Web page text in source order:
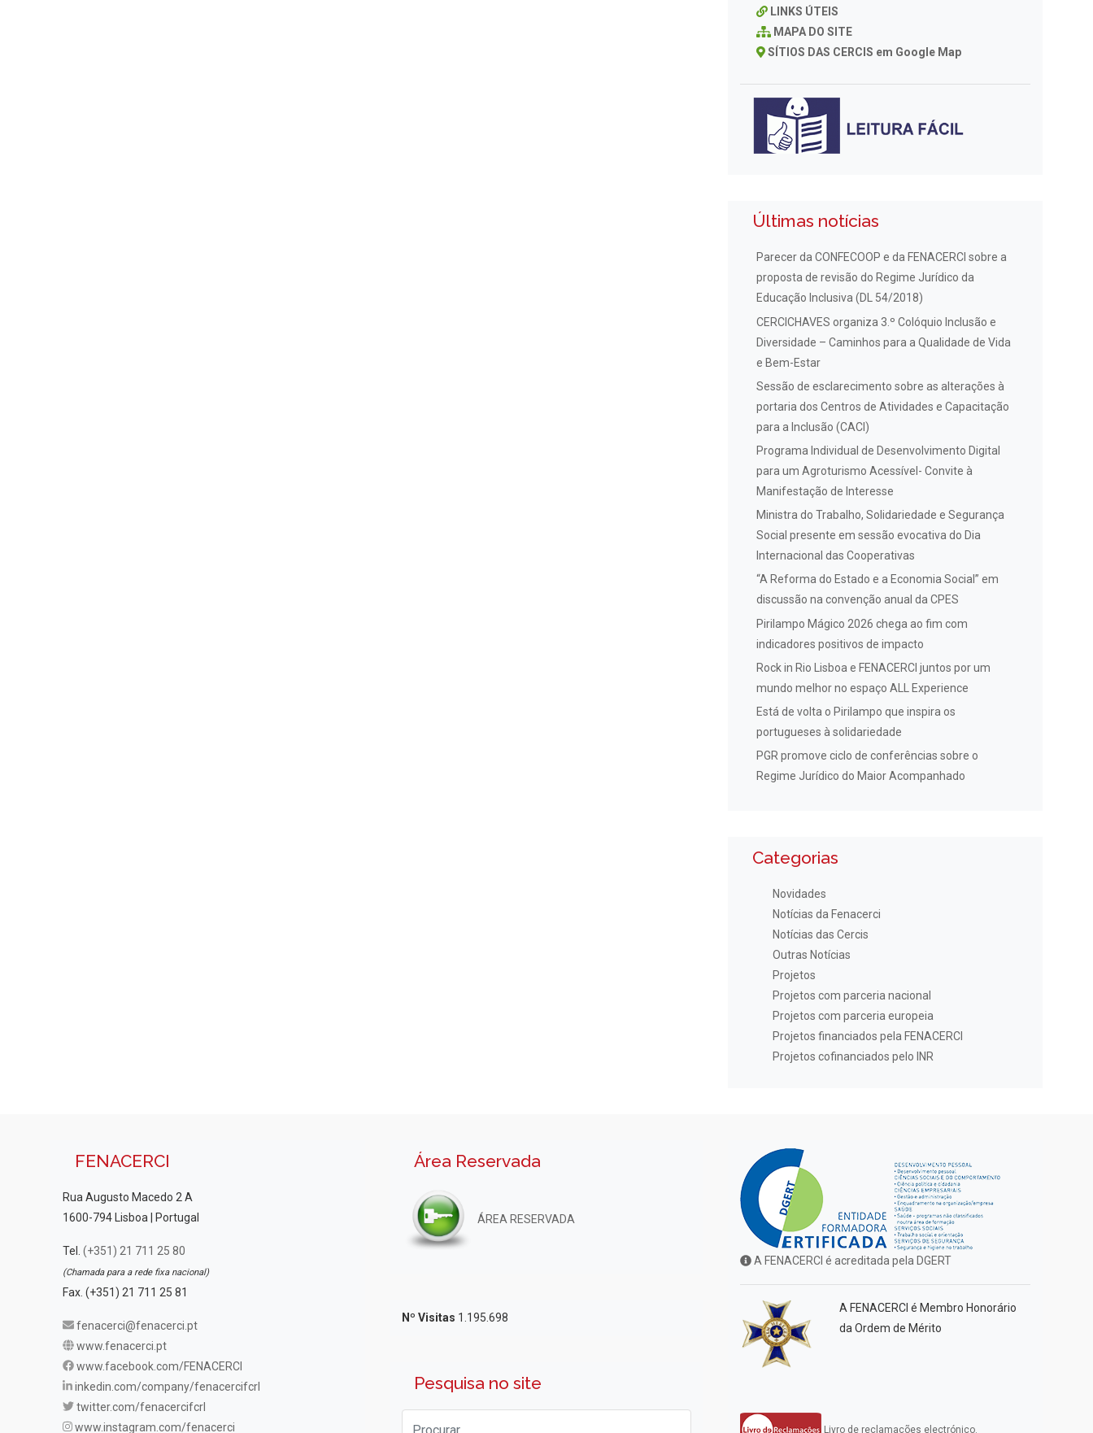
LINKS ÚTEIS
MAPA DO SITE
SÍTIOS DAS CERCIS em Google Map
Últimas notícias
Parecer da CONFECOOP e da FENACERCI sobre a
proposta de revisão do Regime Jurídico da
Educação Inclusiva (DL 54/2018)
CERCICHAVES organiza 3.º Colóquio Inclusão e
Diversidade – Caminhos para a Qualidade de Vida
e Bem-Estar
Sessão de esclarecimento sobre as alterações à
portaria dos Centros de Atividades e Capacitação
para a Inclusão (CACI)
Programa Individual de Desenvolvimento Digital
para um Agroturismo Acessível- Convite à
Manifestação de Interesse
Ministra do Trabalho, Solidariedade e Segurança
Social presente em sessão evocativa do Dia
Internacional das Cooperativas
“A Reforma do Estado e a Economia Social” em
discussão na convenção anual da CPES
Pirilampo Mágico 2026 chega ao fim com
indicadores positivos de impacto
Rock in Rio Lisboa e FENACERCI juntos por um
mundo melhor no espaço ALL Experience
Está de volta o Pirilampo que inspira os
portugueses à solidariedade
PGR promove ciclo de conferências sobre o
Regime Jurídico do Maior Acompanhado
Categorias
Novidades
Notícias da Fenacerci
Notícias das Cercis
Outras Notícias
Projetos
Projetos com parceria nacional
Projetos com parceria europeia
Projetos financiados pela FENACERCI
Projetos cofinanciados pelo INR
FENACERCI
Rua Augusto Macedo 2 A
1600-794 Lisboa | Portugal
Tel. (+351) 21 711 25 80
(Chamada para a rede fixa nacional)
Fax. (+351) 21 711 25 81
fenacerci@fenacerci.pt
www.fenacerci.pt
www.facebook.com/FENACERCI
inkedin.com/company/fenacercifcrl
twitter.com/fenacercifcrl
www.instagram.com/fenacerci
Área Reservada
ÁREA RESERVADA
Nº Visitas 1.195.698
Pesquisa no site
A FENACERCI é acreditada pela DGERT
A FENACERCI é Membro Honorário
da Ordem de Mérito
Livro de reclamações electrónico.